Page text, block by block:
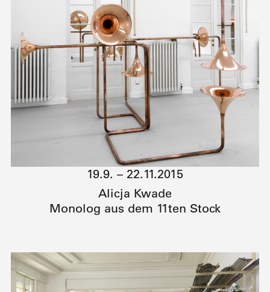
19.9. – 22.11.2015
Alicja Kwade
Monolog aus dem 11ten Stock